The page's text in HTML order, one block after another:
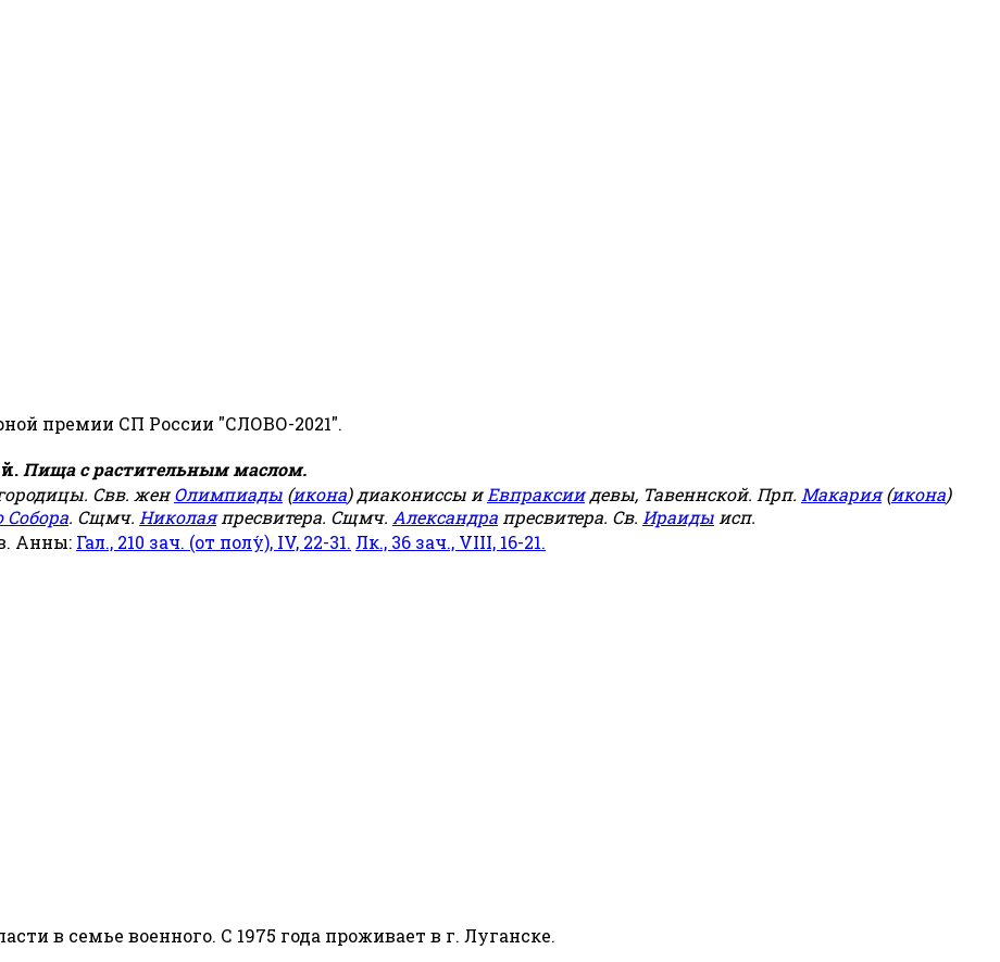
премии СП России "СЛОВО-2021".
Пища с растительным маслом.
Свв. женОлимпиады (икона) диакониссы иЕвпраксиидевы, Тавеннской. Прп. Макария(икона)
Собора. Сщмч. Николаяпресвитера. Сщмч. Александра пресвитера. Св. Ираиды исп.
Анны: Гал., 210 зач. (от полу́), IV, 22-31. Лк., 36 зач., VIII, 16-21.
в семье военного. С 1975 года проживает в г. Луганске.